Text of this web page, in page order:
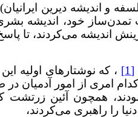
و اندیشه دیرین
تمدن‌ساز خود، اندیشه
اندیشه می‌کردند، تا
[1]
، که نوشتارهای اولیه
امری از امور آدمیان
همچون آئین زرتشت
را راهبری می‌کردند،